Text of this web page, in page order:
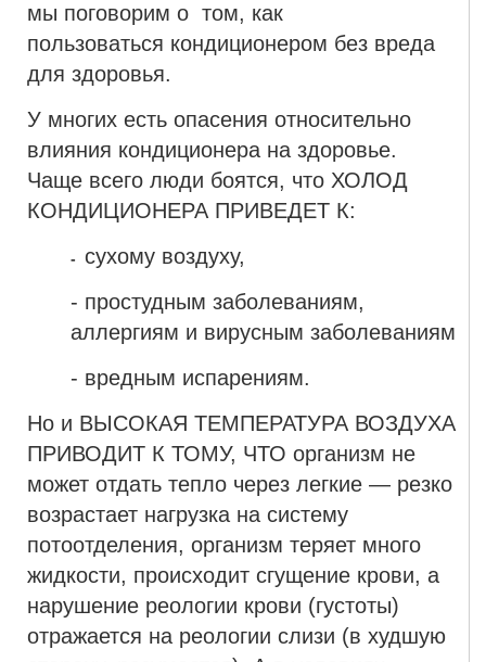
мы поговорим о том, как
пользоваться кондиционером без вреда
для здоровья.
У многих есть опасения относительно
влияния кондиционера на здоровье.
Чаще всего люди боятся, что ХОЛОД
КОНДИЦИОНЕРА ПРИВЕДЕТ К:
- сухому воздуху,
- простудным заболеваниям,
аллергиям и вирусным заболеваниям
- вредным испарениям.
Но и ВЫСОКАЯ ТЕМПЕРАТУРА ВОЗДУХА
ПРИВОДИТ К ТОМУ, ЧТО организм не
может отдать тепло через легкие — резко
возрастает нагрузка на систему
потоотделения, организм теряет много
жидкости, происходит сгущение крови, а
нарушение реологии крови (густоты)
отражается на реологии слизи (в худшую